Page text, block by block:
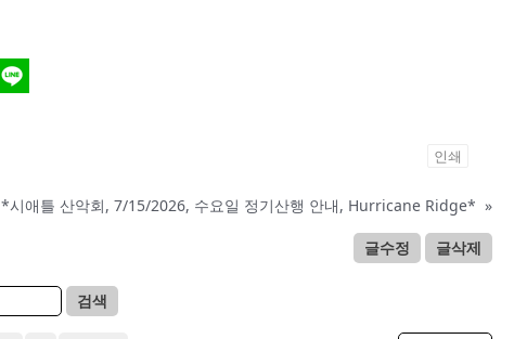
인쇄
*시애틀 산악회, 7/15/2026, 수요일 정기산행 안내, Hurricane Ridge* »
글수정 글삭제
검색